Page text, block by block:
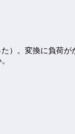
）。変換に負